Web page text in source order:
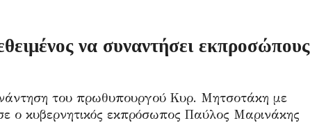
να συναντήσει εκπροσώπους
του πρωθυπουργού Κυρ. Μητσοτάκη με
ο κυβερνητικός εκπρόσωπος Παύλος Μαρινάκης